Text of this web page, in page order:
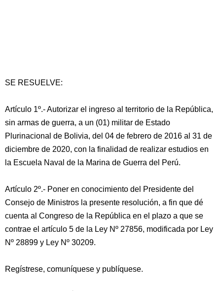
SE RESUELVE:
Artículo 1º.- Autorizar el ingreso al territorio de la República,
sin armas de guerra, a un (01) militar de Estado
Plurinacional de Bolivia, del 04 de febrero de 2016 al 31 de
diciembre de 2020, con la finalidad de realizar estudios en
la Escuela Naval de la Marina de Guerra del Perú.
Artículo 2º.- Poner en conocimiento del Presidente del
Consejo de Ministros la presente resolución, a fin que dé
cuenta al Congreso de la República en el plazo a que se
contrae el artículo 5 de la Ley Nº 27856, modificada por Ley
Nº 28899 y Ley Nº 30209.
Regístrese, comuníquese y publíquese.